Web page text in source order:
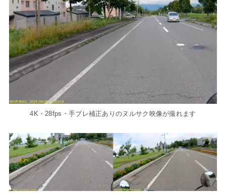
4K・28fps・手ブレ補正ありのヌルサク映像が撮れます